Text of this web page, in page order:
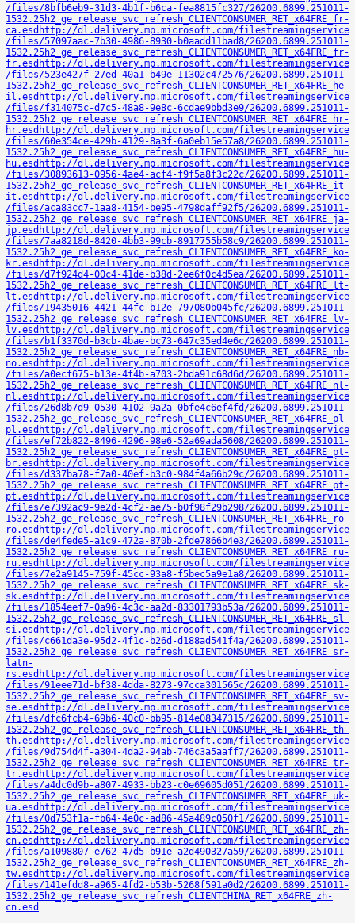
/files/8bfb6eb9-31d3-4b1f-b6ca-fea8815fc327/26200.6899.251011-
1532.25h2_ge_release_svc_refresh_CLIENTCONSUMER_RET_x64FRE_fr-
ca.esd http://dl.delivery.mp.microsoft.com/filestreamingservice
/files/57097aac-7b30-4986-8930-b0aadd11bad8/26200.6899.251011-
1532.25h2_ge_release_svc_refresh_CLIENTCONSUMER_RET_x64FRE_fr-
fr.esd http://dl.delivery.mp.microsoft.com/filestreamingservice
/files/523e427f-27ed-40a1-b49e-11302c472576/26200.6899.251011-
1532.25h2_ge_release_svc_refresh_CLIENTCONSUMER_RET_x64FRE_he-
il.esd http://dl.delivery.mp.microsoft.com/filestreamingservice
/files/f314075c-d7c5-48a8-9e8c-6cdae9bbd3e9/26200.6899.251011-
1532.25h2_ge_release_svc_refresh_CLIENTCONSUMER_RET_x64FRE_hr-
hr.esd http://dl.delivery.mp.microsoft.com/filestreamingservice
/files/60e354ce-429b-4129-8a3f-6a0eb15e57a8/26200.6899.251011-
1532.25h2_ge_release_svc_refresh_CLIENTCONSUMER_RET_x64FRE_hu-
hu.esd http://dl.delivery.mp.microsoft.com/filestreamingservice
/files/30893613-0956-4ae4-acf4-f9f5a8f3c22c/26200.6899.251011-
1532.25h2_ge_release_svc_refresh_CLIENTCONSUMER_RET_x64FRE_it-
it.esd http://dl.delivery.mp.microsoft.com/filestreamingservice
/files/aca83cc7-1aa8-4154-be95-4798daff92f5/26200.6899.251011-
1532.25h2_ge_release_svc_refresh_CLIENTCONSUMER_RET_x64FRE_ja-
jp.esd http://dl.delivery.mp.microsoft.com/filestreamingservice
/files/7aa8218d-8420-4bb3-99cb-8917755b58c9/26200.6899.251011-
1532.25h2_ge_release_svc_refresh_CLIENTCONSUMER_RET_x64FRE_ko-
kr.esd http://dl.delivery.mp.microsoft.com/filestreamingservice
/files/d7f924d4-00c4-41de-b38d-2ee6f0c4d5ea/26200.6899.251011-
1532.25h2_ge_release_svc_refresh_CLIENTCONSUMER_RET_x64FRE_lt-
lt.esd http://dl.delivery.mp.microsoft.com/filestreamingservice
/files/19435016-4421-44fc-b12e-797080b045fc/26200.6899.251011-
1532.25h2_ge_release_svc_refresh_CLIENTCONSUMER_RET_x64FRE_lv-
lv.esd http://dl.delivery.mp.microsoft.com/filestreamingservice
/files/b1f3370d-b3cb-4bae-bc73-647c35ed4e6c/26200.6899.251011-
1532.25h2_ge_release_svc_refresh_CLIENTCONSUMER_RET_x64FRE_nb-
no.esd http://dl.delivery.mp.microsoft.com/filestreamingservice
/files/a0ecf675-b13e-4f4b-a703-2bda91c68d6d/26200.6899.251011-
1532.25h2_ge_release_svc_refresh_CLIENTCONSUMER_RET_x64FRE_nl-
nl.esd http://dl.delivery.mp.microsoft.com/filestreamingservice
/files/26d8b7d9-0530-4102-9a2a-0bfe4c6ef4fd/26200.6899.251011-
1532.25h2_ge_release_svc_refresh_CLIENTCONSUMER_RET_x64FRE_pl-
pl.esd http://dl.delivery.mp.microsoft.com/filestreamingservice
/files/ef72b822-8496-4296-98e6-52a69ada5608/26200.6899.251011-
1532.25h2_ge_release_svc_refresh_CLIENTCONSUMER_RET_x64FRE_pt-
br.esd http://dl.delivery.mp.microsoft.com/filestreamingservice
/files/d337ba78-f7a0-40ef-b3c0-984f4a66b29c/26200.6899.251011-
1532.25h2_ge_release_svc_refresh_CLIENTCONSUMER_RET_x64FRE_pt-
pt.esd http://dl.delivery.mp.microsoft.com/filestreamingservice
/files/e7392ac9-9e2d-4cf2-ae75-b0f98f29b298/26200.6899.251011-
1532.25h2_ge_release_svc_refresh_CLIENTCONSUMER_RET_x64FRE_ro-
ro.esd http://dl.delivery.mp.microsoft.com/filestreamingservice
/files/de4fede5-a1c9-472a-870b-2fde7866b4e3/26200.6899.251011-
1532.25h2_ge_release_svc_refresh_CLIENTCONSUMER_RET_x64FRE_ru-
ru.esd http://dl.delivery.mp.microsoft.com/filestreamingservice
/files/7e2a9145-759f-45cc-93a8-f5bec5a9e1a8/26200.6899.251011-
1532.25h2_ge_release_svc_refresh_CLIENTCONSUMER_RET_x64FRE_sk-
sk.esd http://dl.delivery.mp.microsoft.com/filestreamingservice
/files/1854eef7-0a96-4c3c-aa2d-83301793b53a/26200.6899.251011-
1532.25h2_ge_release_svc_refresh_CLIENTCONSUMER_RET_x64FRE_sl-
si.esd http://dl.delivery.mp.microsoft.com/filestreamingservice
/files/c661da3e-95d2-4f1c-b26d-d188ad541f4a/26200.6899.251011-
1532.25h2_ge_release_svc_refresh_CLIENTCONSUMER_RET_x64FRE_sr-
latn-
rs.esd http://dl.delivery.mp.microsoft.com/filestreamingservice
/files/91eee71d-bf38-4dda-8273-97cca301565c/26200.6899.251011-
1532.25h2_ge_release_svc_refresh_CLIENTCONSUMER_RET_x64FRE_sv-
se.esd http://dl.delivery.mp.microsoft.com/filestreamingservice
/files/dfc6fcb4-69b6-40c0-bb95-814e08347315/26200.6899.251011-
1532.25h2_ge_release_svc_refresh_CLIENTCONSUMER_RET_x64FRE_th-
th.esd http://dl.delivery.mp.microsoft.com/filestreamingservice
/files/9d754d4f-a304-4da2-94ab-746c3a5aaff7/26200.6899.251011-
1532.25h2_ge_release_svc_refresh_CLIENTCONSUMER_RET_x64FRE_tr-
tr.esd http://dl.delivery.mp.microsoft.com/filestreamingservice
/files/a4dc0d9b-a807-4933-bb23-c0e69605d051/26200.6899.251011-
1532.25h2_ge_release_svc_refresh_CLIENTCONSUMER_RET_x64FRE_uk-
ua.esd http://dl.delivery.mp.microsoft.com/filestreamingservice
/files/0d753f1a-fb64-4e0c-ad86-45a489c050f1/26200.6899.251011-
1532.25h2_ge_release_svc_refresh_CLIENTCONSUMER_RET_x64FRE_zh-
cn.esd http://dl.delivery.mp.microsoft.com/filestreamingservice
/files/a1098807-e762-47d5-b91e-a2d490327a59/26200.6899.251011-
1532.25h2_ge_release_svc_refresh_CLIENTCONSUMER_RET_x64FRE_zh-
tw.esd http://dl.delivery.mp.microsoft.com/filestreamingservice
/files/141efdd8-a965-4fd2-b53b-5268f591a0d2/26200.6899.251011-
1532.25h2_ge_release_svc_refresh_CLIENTCHINA_RET_x64FRE_zh-
cn.esd